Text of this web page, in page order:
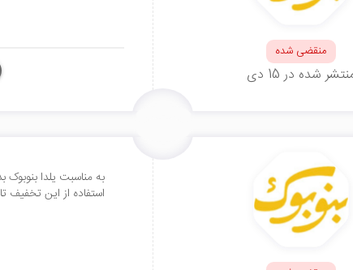
منقضی شده
شده در 15 دی
استفاده از این تخفیف تا 30 آذرماه فرصت دارید.